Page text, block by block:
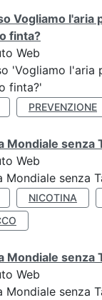
Vogliamo l'aria
finta?
Web
'Vogliamo l'aria
finta?'
PREVENZIONE
Mondiale senza
Web
Mondiale senza
NICOTINA
Mondiale senza
Web
Mondiale senza